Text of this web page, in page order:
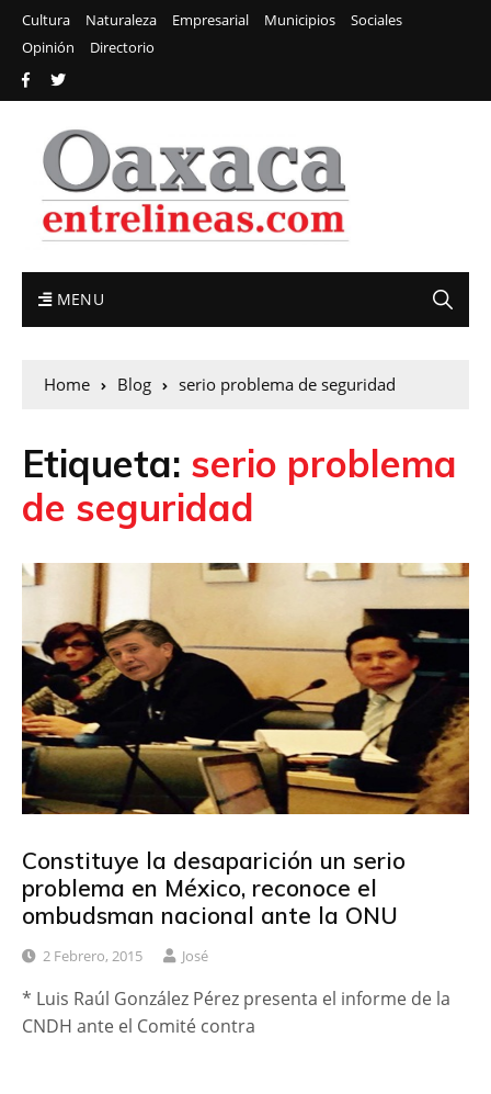
Cultura Naturaleza Empresarial Municipios
Sociales
Opinión
Directorio
MENU
Home Blog serio problema de seguridad
Etiqueta: serio problema
de seguridad
Constituye la desaparición un serio
problema en México, reconoce el
ombudsman nacional ante la ONU
2 Febrero, 2015 José
* Luis Raúl González Pérez presenta el informe de la
CNDH ante el Comité contra